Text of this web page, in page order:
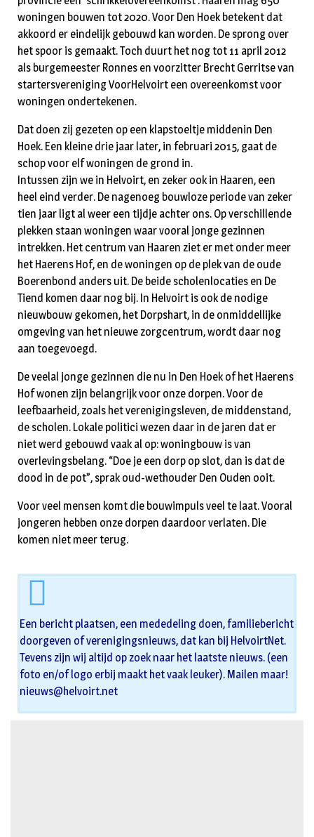
woningen bouwen tot 2020. Voor Den Hoek betekent dat
akkoord er eindelijk gebouwd kan worden. De sprong over
het spoor is gemaakt. Toch duurt het nog tot 11 april 2012
als burgemeester Ronnes en voorzitter Brecht Gerritse van
startersvereniging VoorHelvoirt een overeenkomst voor
woningen ondertekenen.
Dat doen zij gezeten op een klapstoeltje middenin Den
Hoek. Een kleine drie jaar later, in februari 2015, gaat de
schop voor elf woningen de grond in.
Intussen zijn we in Helvoirt, en zeker ook in Haaren, een
heel eind verder. De nagenoeg bouwloze periode van zeker
tien jaar ligt al weer een tijdje achter ons. Op verschillende
plekken staan woningen waar vooral jonge gezinnen
intrekken. Het centrum van Haaren ziet er met onder meer
het Haerens Hof, en de woningen op de plek van de oude
Boerenbond anders uit. De beide scholenlocaties en De
Tiend komen daar nog bij. In Helvoirt is ook de nodige
nieuwbouw gekomen, het Dorpshart, in de onmiddellijke
omgeving van het nieuwe zorgcentrum, wordt daar nog
aan toegevoegd.
De veelal jonge gezinnen die nu in Den Hoek of het Haerens
Hof wonen zijn belangrijk voor onze dorpen. Voor de
leefbaarheid, zoals het verenigingsleven, de middenstand,
de scholen. Lokale politici wezen daar in de jaren dat er
niet werd gebouwd vaak al op: woningbouw is van
overlevingsbelang. “Doe je een dorp op slot, dan is dat de
dood in de pot”, sprak oud-wethouder Den Ouden ooit.
Voor veel mensen komt die bouwimpuls veel te laat. Vooral
jongeren hebben onze dorpen daardoor verlaten. Die
komen niet meer terug.
Een bericht plaatsen, een mededeling doen, familiebericht
doorgeven of verenigingsnieuws, dat kan bij HelvoirtNet.
Tevens zijn wij altijd op zoek naar het laatste nieuws. (een
foto en/of logo erbij maakt het vaak leuker). Mailen maar!
nieuws@helvoirt.net